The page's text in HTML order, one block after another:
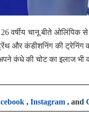
26 वर्षीय चानू बीते
और कंडीशनिंग की ट्रेनिंग
कंधे की चोट का इलाज भी
, Instagram , and